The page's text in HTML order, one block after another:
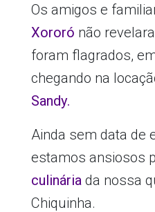
Os amigos e
Xororó não
foram flagrados,
chegando na
Sandy.
Ainda sem data de
estamos ansiosos
culináriada nossa
Chiquinha.